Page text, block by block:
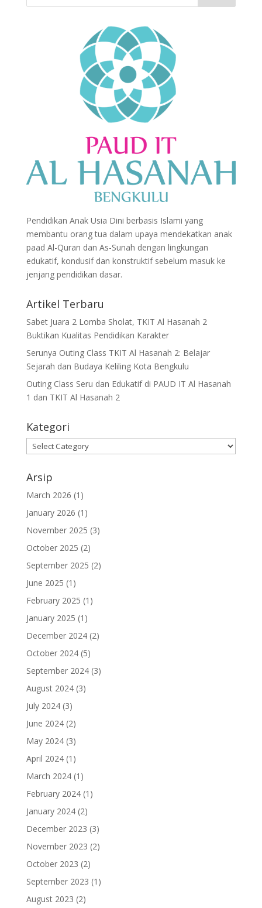
Pendidikan Anak Usia Dini berbasis Islami yang
membantu orang tua dalam upaya mendekatkan anak
paad Al-Quran dan As-Sunah dengan lingkungan
edukatif, kondusif dan konstruktif sebelum masuk ke
jenjang pendidikan dasar.
Artikel Terbaru
Sabet Juara 2 Lomba Sholat, TKIT Al Hasanah 2
Buktikan Kualitas Pendidikan Karakter
Serunya Outing Class TKIT Al Hasanah 2: Belajar
Sejarah dan Budaya Keliling Kota Bengkulu
Outing Class Seru dan Edukatif di PAUD IT Al Hasanah
1 dan TKIT Al Hasanah 2
Kategori
Arsip
March 2026 (1)
January 2026 (1)
November 2025 (3)
October 2025 (2)
September 2025 (2)
June 2025 (1)
February 2025 (1)
January 2025 (1)
December 2024(2)
October 2024(5)
September 2024(3)
August 2024(3)
July 2024(3)
June 2024(2)
May 2024(3)
April 2024(1)
March 2024(1)
February 2024(1)
January 2024(2)
December 2023 (3)
November 2023 (2)
October 2023 (2)
September 2023 (1)
August 2023 (2)